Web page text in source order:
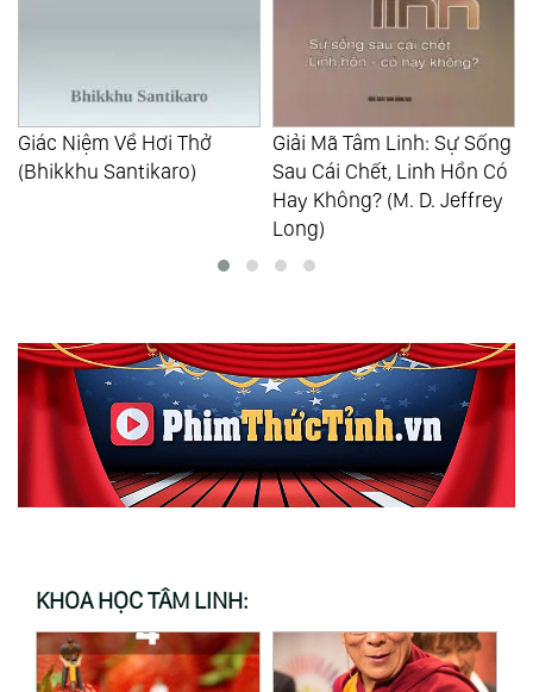
Giác Niệm Về Hơi Thở
(Bhikkhu Santikaro)
Giải Mã Tâm Linh: Sự Sống
Sau Cái Chết, Linh Hồn Có
Hay Không? (M. D. Jeffrey
Long)
KHOA HỌC TÂM LINH: